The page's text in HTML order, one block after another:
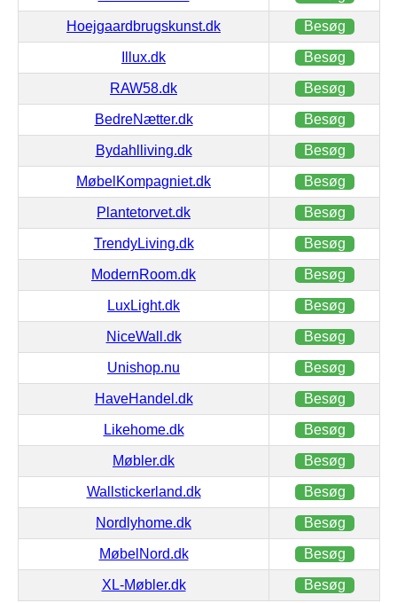
Hoejgaardbrugskunst.dk Besøg
Illux.dk Besøg
RAW58.dk Besøg
BedreNætter.dk Besøg
Bydahlliving.dk Besøg
MøbelKompagniet.dk Besøg
Plantetorvet.dk Besøg
TrendyLiving.dk Besøg
ModernRoom.dk Besøg
LuxLight.dk Besøg
NiceWall.dk Besøg
Unishop.nu Besøg
HaveHandel.dk Besøg
Likehome.dk Besøg
Møbler.dk Besøg
Wallstickerland.dk Besøg
Nordlyhome.dk Besøg
MøbelNord.dk Besøg
XL-Møbler.dk Besøg